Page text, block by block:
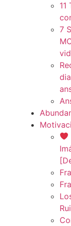
11
7